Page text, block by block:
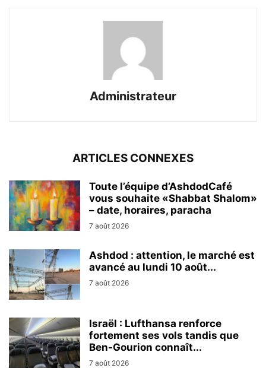
Administrateur
ARTICLES CONNEXES
Toute l’équipe d’AshdodCafé
vous souhaite «Shabbat Shalom»
– date, horaires, paracha
7 août 2026
Ashdod : attention, le marché est
avancé au lundi 10 août...
7 août 2026
Israël : Lufthansa renforce
fortement ses vols tandis que
Ben-Gourion connaît...
7 août 2026